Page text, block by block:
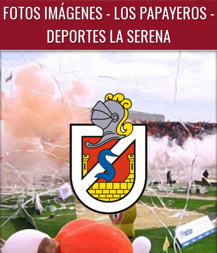
FOTOS IMÁGENES - LOS PAPAYEROS -
DEPORTES LA SERENA